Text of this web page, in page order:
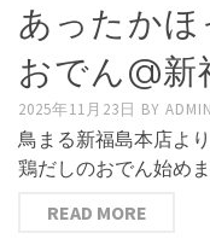
あったか
おでん@新
2025年11月23日 BY ADMIN
鳥まる新福島本店よ
鶏だしのおでん始め
READ MORE